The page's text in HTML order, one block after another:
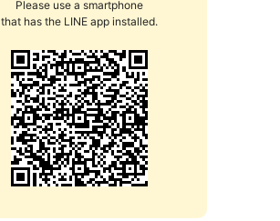
Please use a smartphone
that has the LINE app installed.